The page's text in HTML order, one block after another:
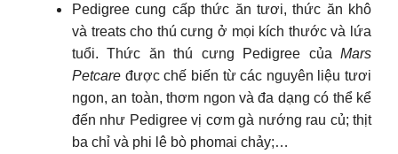
Pedigree cung cấp thức ăn tươi, thức ăn khô
và treats cho thú cưng ở mọi kích thước và lứa
tuổi. Thức ăn thú cưng Pedigree của Mars
Petcare được chế biến từ các nguyên liệu tươi
ngon, an toàn, thơm ngon và đa dạng có thể kể
đến như Pedigree vị cơm gà nướng rau củ; thịt
ba chỉ và phi lê bò phomai chảy;…